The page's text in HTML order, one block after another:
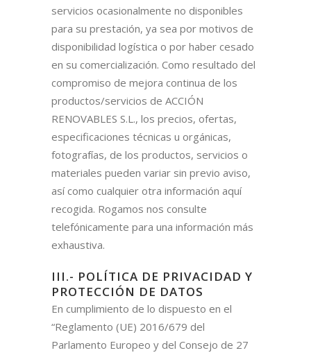
servicios ocasionalmente no disponibles
para su prestación, ya sea por motivos de
disponibilidad logística o por haber cesado
en su comercialización. Como resultado del
compromiso de mejora continua de los
productos/servicios de ACCIÓN
RENOVABLES S.L., los precios, ofertas,
especificaciones técnicas u orgánicas,
fotografías, de los productos, servicios o
materiales pueden variar sin previo aviso,
así como cualquier otra información aquí
recogida. Rogamos nos consulte
telefónicamente para una información más
exhaustiva.
III.- POLÍTICA DE PRIVACIDAD Y
PROTECCIÓN DE DATOS
En cumplimiento de lo dispuesto en el
“Reglamento (UE) 2016/679 del
Parlamento Europeo y del Consejo de 27